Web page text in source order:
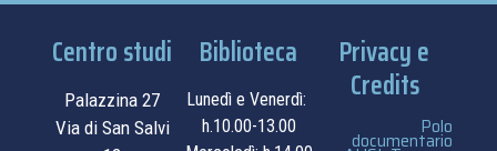
Centro studi
Palazzina 27
Via di San Salvi
Biblioteca
Lunedì e Venerdì:
h.10.00-13.00
Privacy e
Credits
Polo
documentario